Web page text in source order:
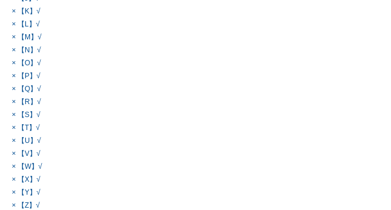
× 【K】√
× 【L】√
× 【M】√
× 【N】√
× 【O】√
× 【P】√
× 【Q】√
× 【R】√
× 【S】√
× 【T】√
× 【U】√
× 【V】√
× 【W】√
× 【X】√
× 【Y】√
× 【Z】√